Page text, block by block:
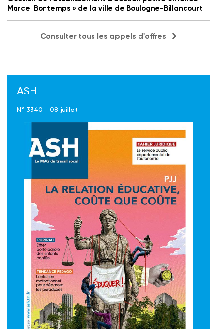
Marcel Bontemps » de la ville de Boulogne-Billancourt
Consulter tous les appels d'offres
ASH
N° 3340 - 08 juillet